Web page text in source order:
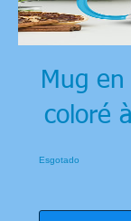
Mug
coloré
Esgotado